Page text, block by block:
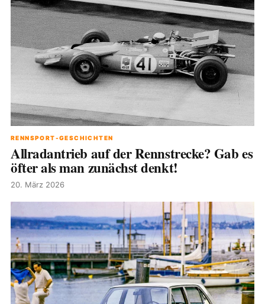
RENNSPORT-GESCHICHTEN
Allradantrieb auf der Rennstrecke? Gab es
öfter als man zunächst denkt!
20. März 2026